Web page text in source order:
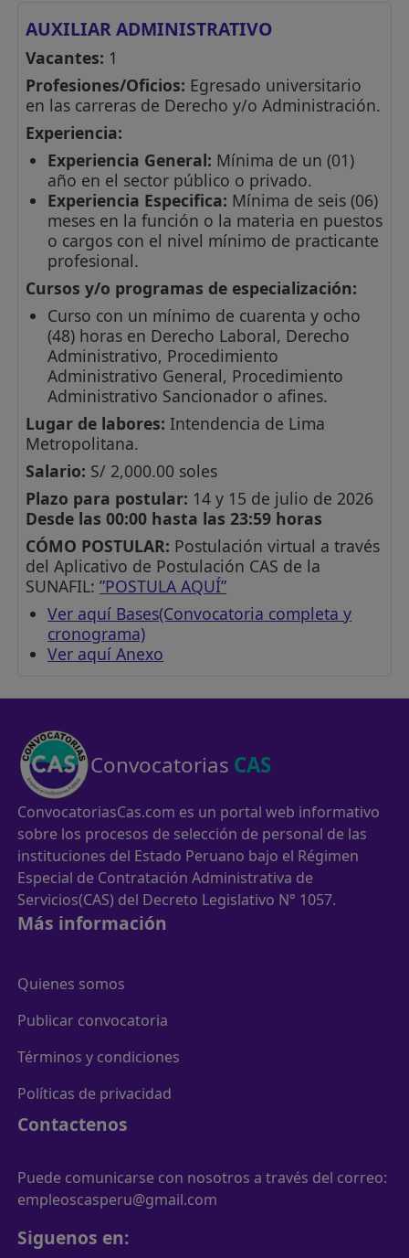
AUXILIAR ADMINISTRATIVO
Vacantes: 1
Profesiones/Oficios: Egresado universitario
en las carreras de Derecho y/o Administración.
Experiencia:
Experiencia General: Mínima de un (01)
año en el sector público o privado.
Experiencia Especifica: Mínima de seis (06)
meses en la función o la materia en puestos
o cargos con el nivel mínimo de practicante
profesional.
Cursos y/o programas de especialización:
Curso con un mínimo de cuarenta y ocho
(48) horas en Derecho Laboral, Derecho
Administrativo, Procedimiento
Administrativo General, Procedimiento
Administrativo Sancionador o afines.
Lugar de labores: Intendencia de Lima
Metropolitana.
Salario: S/ 2,000.00 soles
Plazo para postular: 14 y 15 de julio de 2026
Desde las 00:00 hasta las 23:59 horas
CÓMO POSTULAR: Postulación virtual a través
del Aplicativo de Postulación CAS de la
SUNAFIL:”POSTULA AQUÍ”
Ver aquí Bases(Convocatoria completa y
cronograma)
Ver aquí Anexo
Convocatorias CAS
ConvocatoriasCas.com es un portal web informativo
sobre los procesos de selección de personal de las
instituciones del Estado Peruano bajo el Régimen
Especial de Contratación Administrativa de
Servicios(CAS) del Decreto Legislativo N° 1057.
Más información
Quienes somos
Publicar convocatoria
Términos y condiciones
Políticas de privacidad
Contactenos
Puede comunicarse con nosotros a través del correo:
empleoscasperu@gmail.com
Siguenos en: